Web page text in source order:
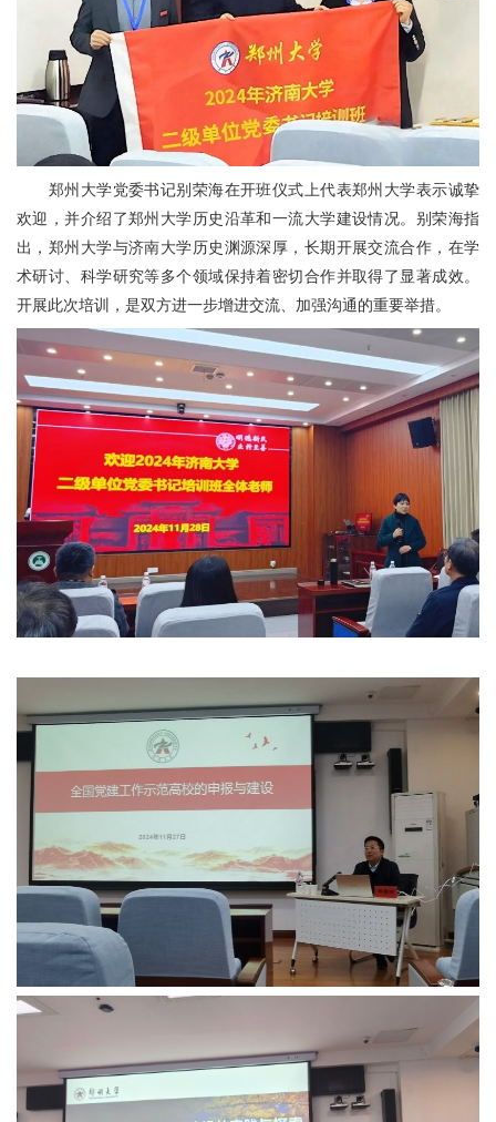
郑州大学党委书记别荣海在开班仪式上代表郑州大学表示诚挚
欢迎，并介绍了郑州大学历史沿革和一流大学建设情况。别荣海指
出，郑州大学与济南大学历史渊源深厚，长期开展交流合作，在学
术研讨、科学研究等多个领域保持着密切合作并取得了显著成效。
开展此次培训，是双方进一步增进交流、加强沟通的重要举措。